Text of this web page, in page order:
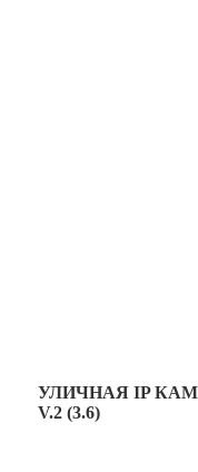
УЛИЧНАЯ IP
V.2 (3.6)